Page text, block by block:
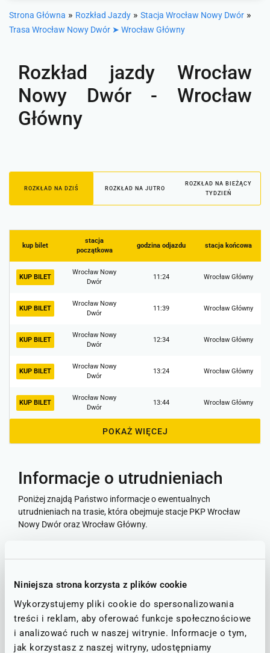
Niniejsza strona korzysta z plików cookie
Wykorzystujemy pliki cookie do spersonalizowania
treści i reklam, aby oferować funkcje społecznościowe
i analizować ruch w naszej witrynie. Informacje o tym,
jak korzystasz z naszej witryny, udostępniamy
Strona Główna » Rozkład Jazdy » Stacja Wrocław Nowy Dwór »
Trasa Wrocław Nowy Dwór ➤ Wrocław Główny
Rozkład jazdy Wrocław
Nowy Dwór - Wrocław
Główny
ROZKŁAD NA DZIŚ ROZKŁAD NA JUTRO
ROZKŁAD NA BIEŻĄCY
TYDZIEŃ
stacja
początkowa
godzina odjazdu stacja końcowa
kup bilet
Wrocław Nowy
Dwór
11:24 Wrocław Główny
KUP BILET
Wrocław Nowy
Dwór
11:39 Wrocław Główny
KUP BILET
Wrocław Nowy
Dwór
12:34 Wrocław Główny
KUP BILET
Wrocław Nowy
Dwór
13:24 Wrocław Główny
KUP BILET
Wrocław Nowy
Dwór
13:44 Wrocław Główny
KUP BILET
POKAŻ WIĘCEJ
Informacje o utrudnieniach
Poniżej znajdą Państwo informacje o ewentualnych
utrudnieniach na trasie, która obejmuje stacje PKP Wrocław
Nowy Dwór oraz Wrocław Główny.
Stan linii - informacje o utrudnieniach
Wrocław - Legnica - Bolesławiec - Lubań
RUCH BEZ ZAKŁÓCEŃ